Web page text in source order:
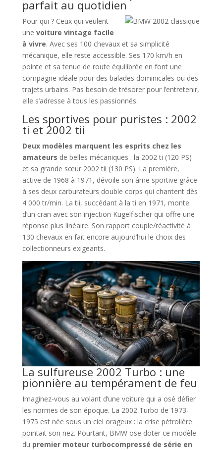
parfait au quotidien
Pour qui ? Ceux qui veulent
une voiture vintage facile
à vivre. Avec ses 100 chevaux et sa simplicité
mécanique, elle reste accessible. Ses 170 km/h en
pointe et sa tenue de route équilibrée en font une
compagne idéale pour des balades dominicales ou des
trajets urbains. Pas besoin de trésorer pour l’entretenir,
elle s’adresse à tous les passionnés.
Les sportives pour puristes : 2002
ti et 2002 tii
Deux modèles marquent les esprits chez les
amateurs de belles mécaniques : la 2002 ti (120 PS)
et sa grande sœur 2002 tii (130 PS). La première,
active de 1968 à 1971, dévoile son âme sportive grâce
à ses deux carburateurs double corps qui chantent dès
4 000 tr/min. La tii, succédant à la ti en 1971, monte
d’un cran avec son injection Kugelfischer qui offre une
réponse plus linéaire. Son rapport couple/réactivité à
130 chevaux en fait encore aujourd’hui le choix des
collectionneurs exigeants.
La sulfureuse 2002 Turbo : une
pionnière au tempérament de feu
Imaginez-vous au volant d’une voiture qui a osé défier
les normes de son époque. La 2002 Turbo de 1973-
1975 est née sous un ciel orageux : la crise pétrolière
pointait son nez. Pourtant, BMW ose doter ce modèle
du premier moteur turbocompressé de série en